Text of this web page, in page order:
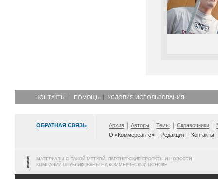
КОНТАКТЫ ПОМОЩЬ УСЛОВИЯ ИСПОЛЬЗОВАНИЯ
ОБРАТНАЯ СВЯЗЬ Архив Авторы Темы Справочники
О «Коммерсанте»
Редакция Контакты
МАТЕРИАЛЫ С ТАКОЙ МЕТКОЙ, ПАРТНЕРСКИЕ ПРОЕКТЫ И НОВОСТИ
КОМПАНИЙ ОПУБЛИКОВАНЫ НА КОММЕРЧЕСКОЙ ОСНОВЕ